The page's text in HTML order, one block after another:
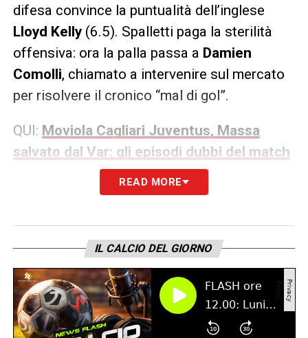
difesa convince la puntualità dell’inglese
Lloyd Kelly(6.5). Spalletti paga la sterilità
offensiva: ora la palla passa a Damien
Comolli, chiamato a intervenire sul mercato
per risolvere il cronico “mal di gol”.
QUI: Moviola Cagliari Juventus, Massa
salvato dal Var: gli episodi dubbi del match
LA PLAYLIST DELLE NOSTRE TOP NEWS
READ MORE
IL CALCIO DEL GIORNO